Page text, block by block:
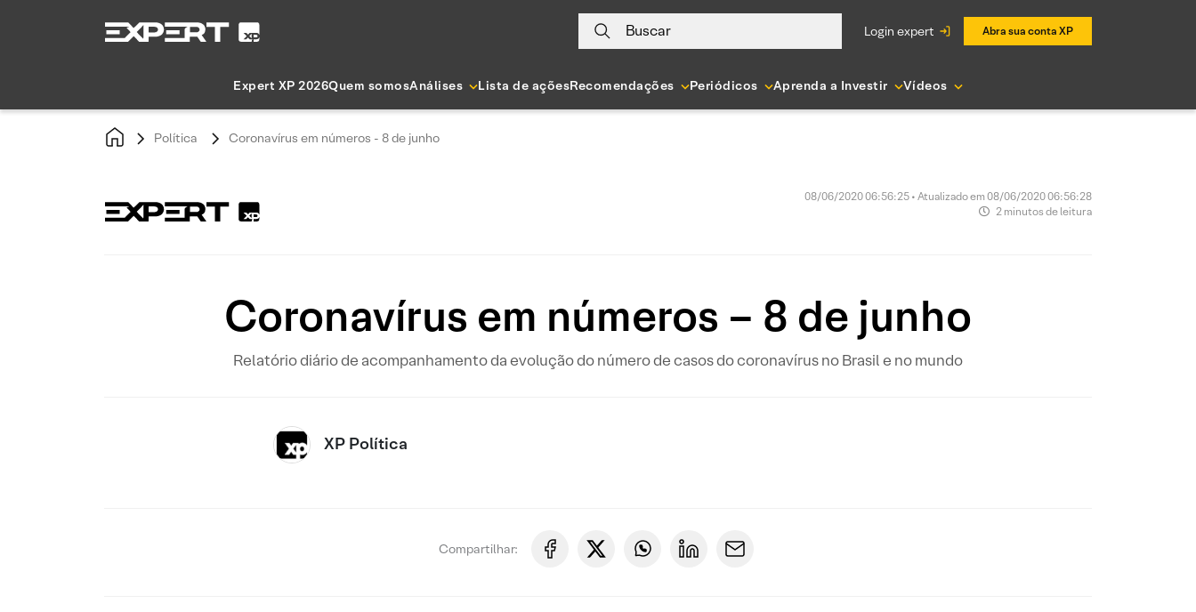
Buscar login expert Abra sua conta XP
Expert XP 2026Quem somosAnálises Lista de açõesRecomendações Periódicos Aprenda a Investir Vídeos
Política Coronavírus em números - 8 de junho
08/06/2020 06:56:25 • Atualizado em 08/06/2020 06:56:28
2 minutos de leitura
Coronavírus em números – 8 de junho
Relatório diário de acompanhamento da evolução do número de casos do coronavírus no Brasil e no mundo
XP Política
Compartilhar: